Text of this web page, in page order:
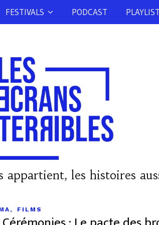
FESTIVALS PODCAST
appartient, les histoires
, FILMS